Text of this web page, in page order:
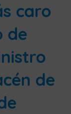
caro
de
de